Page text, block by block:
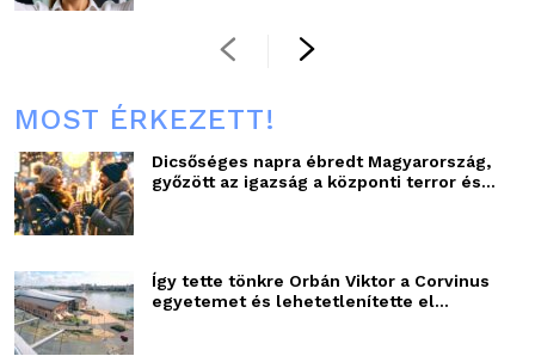
MOST ÉRKEZETT!
Dicsőséges napra ébredt Magyarország,
győzött az igazság a központi terror és...
Így tette tönkre Orbán Viktor a Corvinus
egyetemet és lehetetlenítette el...